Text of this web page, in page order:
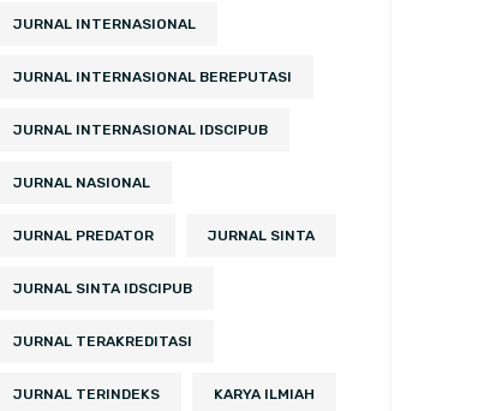
JURNAL INTERNASIONAL
JURNAL INTERNASIONAL BEREPUTASI
JURNAL INTERNASIONAL IDSCIPUB
JURNAL NASIONAL
JURNAL PREDATOR JURNAL SINTA
JURNAL SINTA IDSCIPUB
JURNAL TERAKREDITASI
JURNAL TERINDEKS KARYA ILMIAH